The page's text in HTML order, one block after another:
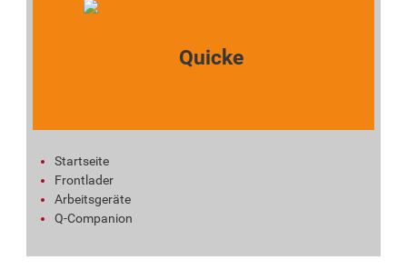
Startseite
Frontlader
Arbeitsgeräte
Q-Companion